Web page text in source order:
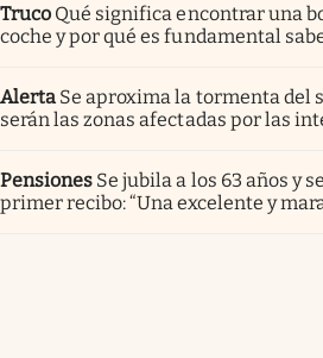
Truco Qué significa encontrar una
coche y por qué es fundamental
Alerta Se aproxima la tormenta del
serán las zonas afectadas por las
Pensiones Se jubila a los 63 años y
primer recibo: “Una excelente y